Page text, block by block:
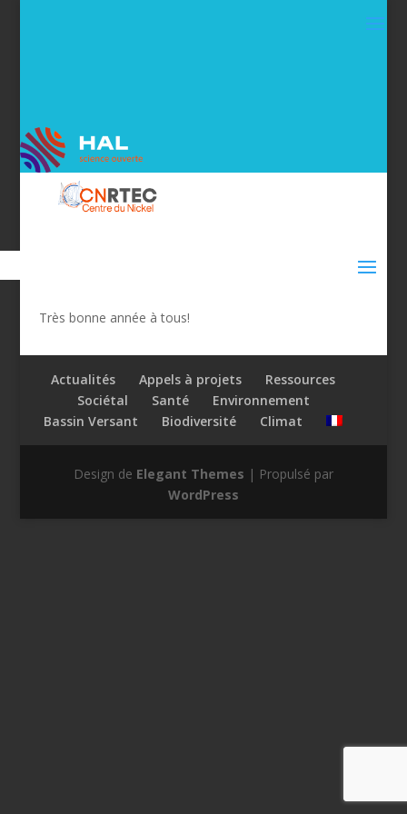
Très bonne année à tous!
Actualités Appels à projets
Ressources
Sociétal
Santé
Environnement
Bassin Versant
Biodiversité Climat
Design de Elegant Themes | Propulsé par
WordPress